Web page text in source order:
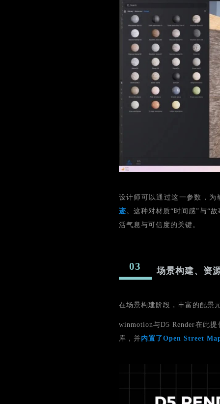
设计师可以通过这一参数，
迹 。这种对材质“时间感”与“
活气息与可信度的关键。
03 场景构建、资
在场景构建阶段，丰富的配景
winmotion与D5 Render在此
库，并内置了Open Street